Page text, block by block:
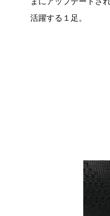
活躍する１足。